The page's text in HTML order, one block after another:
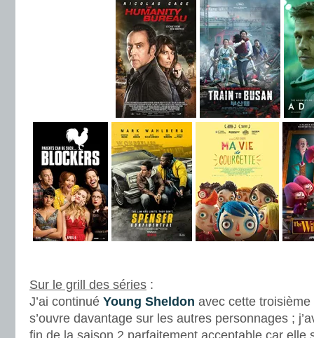
Sur le grill des séries :
J’ai continué Young Sheldon avec cette
s’ouvre davantage sur les autres personnages ;
fin de la saison 2 parfaitement acceptable car elle